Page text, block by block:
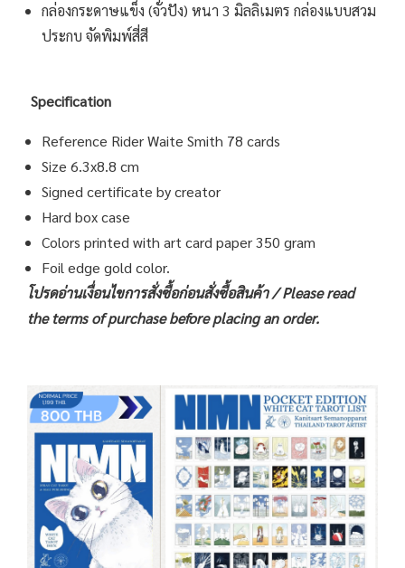
กล่องกระดาษแข็ง (จั่วปัง) หนา 3 มิลลิเมตร กล่องแบบสวม
ประกบ จัดพิมพ์สี่สี
Specification
Reference Rider Waite Smith 78 cards
Size 6.3x8.8 cm
Signed certificate by creator
Hard box case
Colors printed with art card paper 350 gram
Foil edge gold color.
โปรดอ่านเงื่อนไขการสั่งซื้อก่อนสั่งซื้อสินค้า / Please read
the terms of purchase before placing an order.